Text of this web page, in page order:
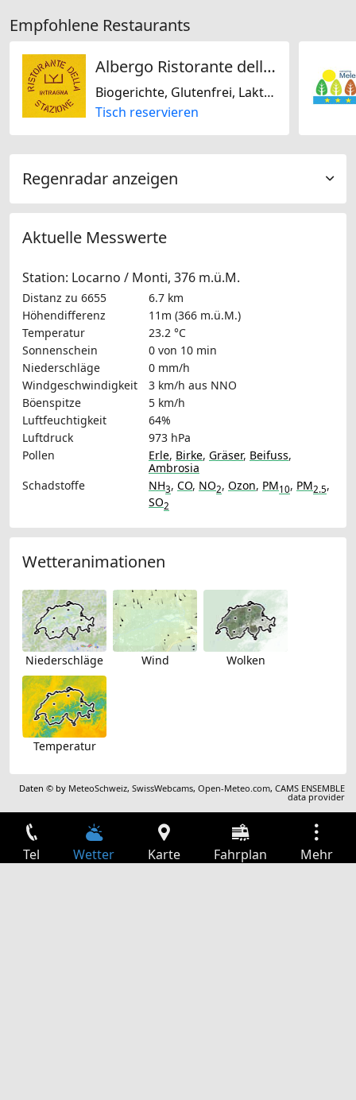
Empfohlene Restaurants
Albergo Ristorante della Stazione da YanElo
Biogerichte, Glutenfrei, Laktosefrei, Nussfrei, Sojafrei, Mediterran, Französisch, Italienisch, Regional, Schweizerisch
Tisch reservieren
Regenradar anzeigen
Aktuelle Messwerte
Station: Locarno / Monti, 376 m.ü.M.
Distanz zu 6655
6.7 km
Höhendifferenz
11m (366 m.ü.M.)
Temperatur
23.2 °C
Sonnenschein
0 von 10 min
Niederschläge
0 mm/h
Windgeschwindigkeit
3 km/h aus NNO
Böenspitze
5 km/h
Luftfeuchtigkeit
64%
Luftdruck
973 hPa
Pollen
Erle, Birke, Gräser, Beifuss,
Ambrosia
Schadstoffe
NH3, CO, NO2, Ozon, PM10, PM2.5,
SO2
Wetteranimationen
Niederschläge Wind Wolken
Temperatur
Daten © by MeteoSchweiz,SwissWebcams,Open-Meteo.com,CAMS ENSEMBLE
data provider
Tel Wetter Karte Fahrplan Mehr